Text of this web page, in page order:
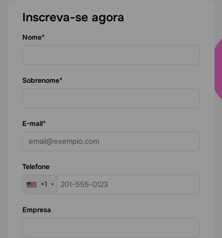
Inscreva-se agora
Nome
Sobrenome
E-mail
Telefone
+1
Empresa